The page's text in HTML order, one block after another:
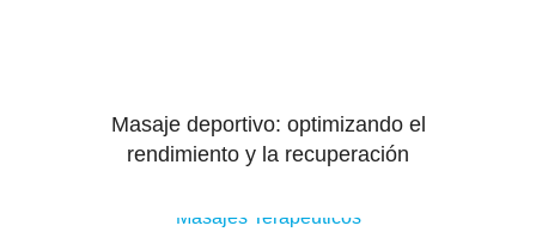
Masaje deportivo: optimizando el
rendimiento y la recuperación
Masajes Terapeuticos